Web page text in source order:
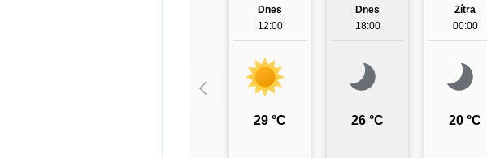
Dnes
12:00
29 °C
Dnes
18:00
26 °C
Zítra
00:00
20 °C